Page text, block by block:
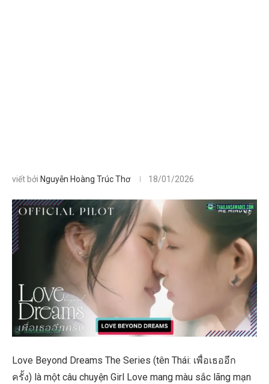
viết bởi Nguyễn Hoàng Trúc Thơ 18/01/2026
Love Beyond Dreams The Series (tên Thái: เพื่อเธออีก
ครั้ง) là một câu chuyện Girl Love mang màu sắc lãng mạn